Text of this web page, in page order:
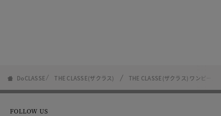
DoCLASSE THE CLASSE(ザクラス) THE CLASSE(ザクラス) ワンピース
FOLLOW US